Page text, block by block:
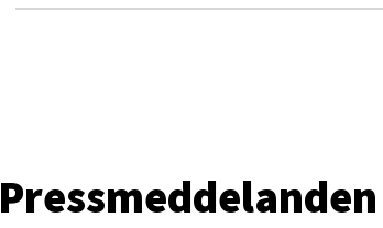
Pressmeddelanden